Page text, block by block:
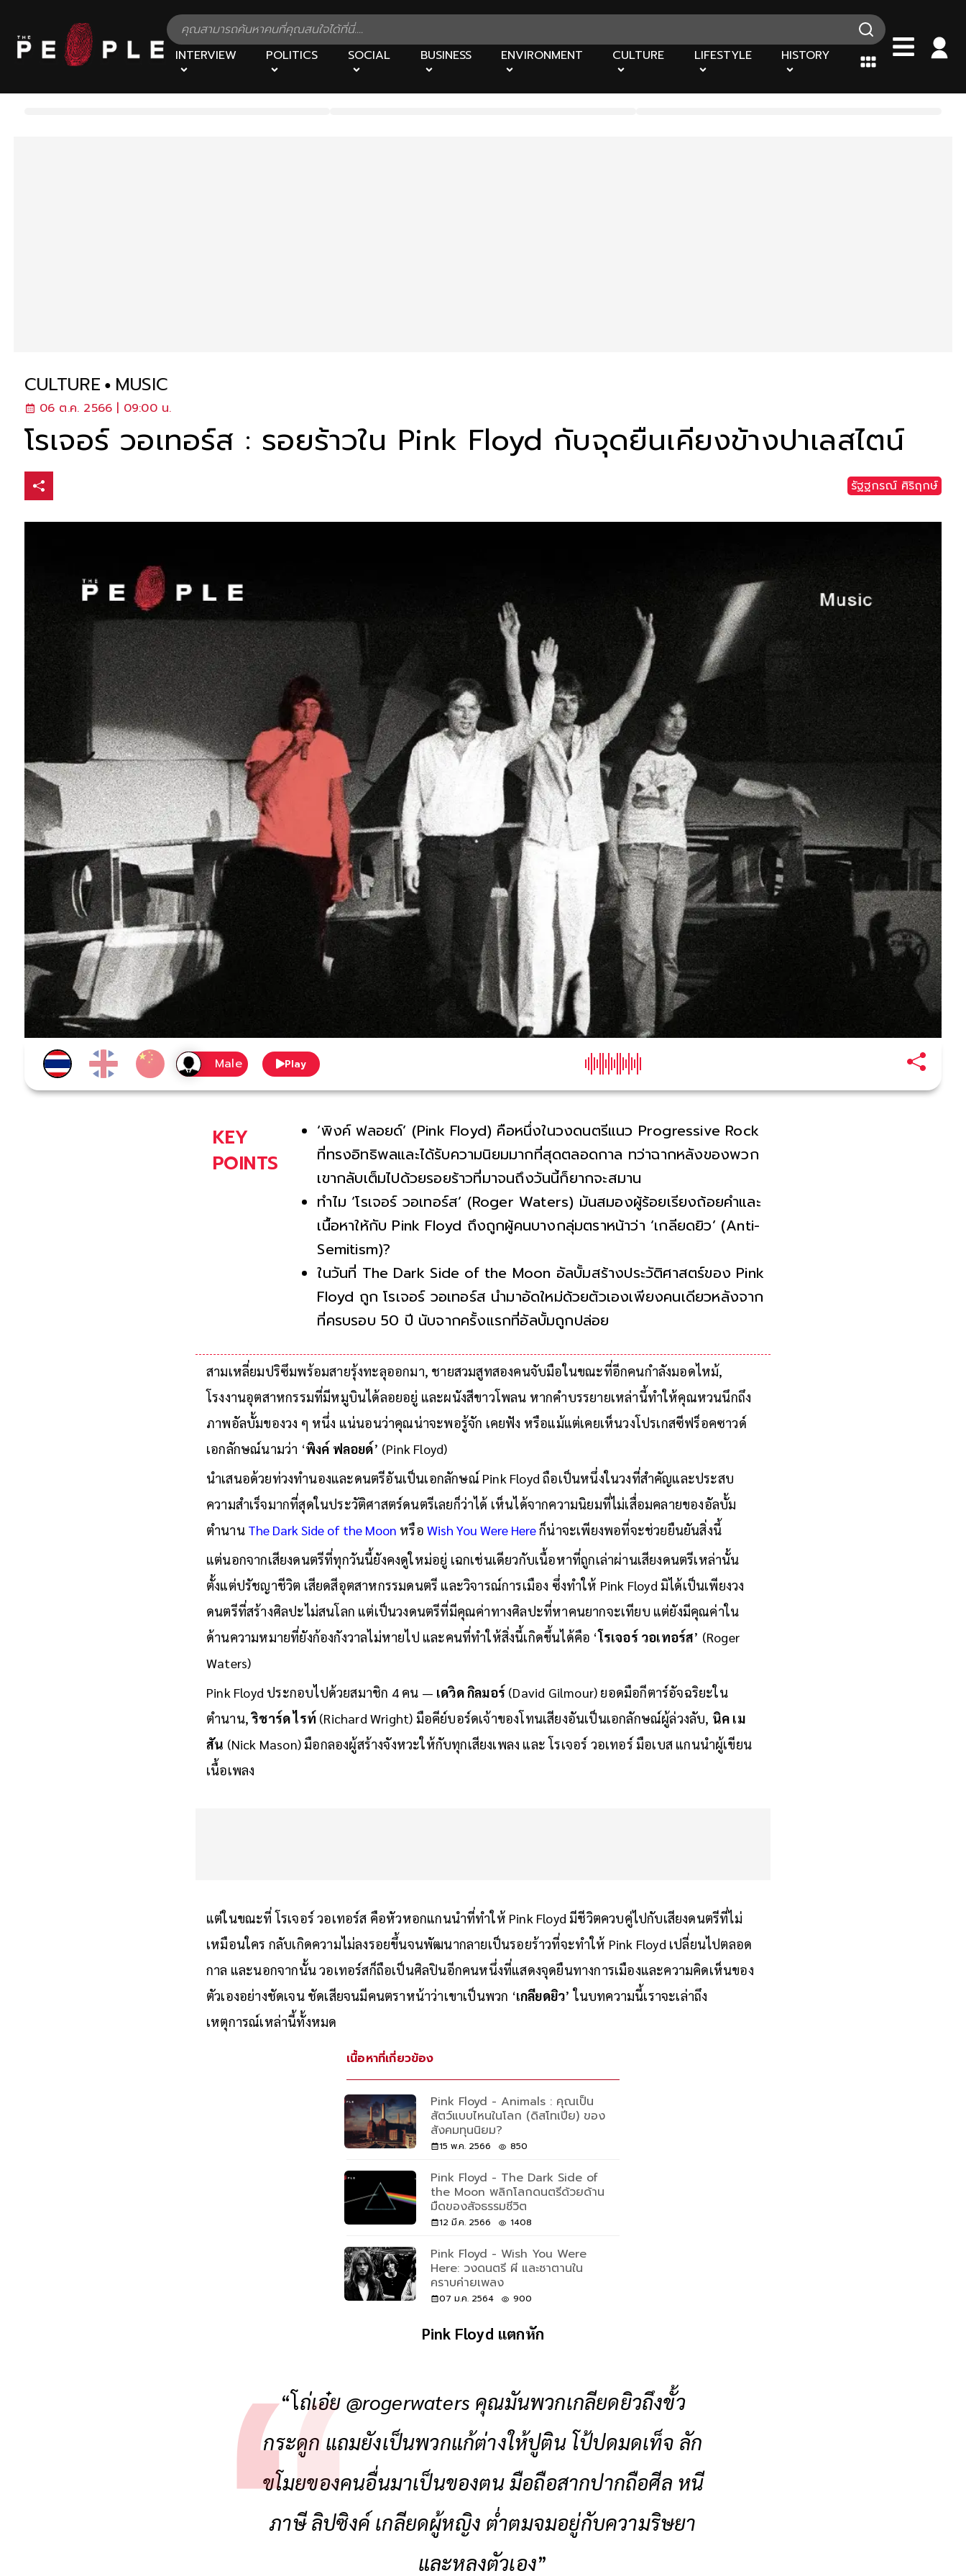
INTERVIEW POLITICS SOCIAL BUSINESS ENVIRONMENT CULTURE LIFESTYLE HISTORY
CULTURE MUSIC
06 ต.ค. 2566 | 09:00 น.
โรเจอร์ วอเทอร์ส : รอยร้าวใน Pink Floyd กับจุดยืนเคียงข้างปาเลสไตน์
รัฐฐกรณ์ ศิริฤกษ์
Play
KEY
POINTS
‘พิงค์ ฟลอยด์’ (Pink Floyd) คือหนึ่งในวงดนตรีแนว Progressive Rock
ที่ทรงอิทธิพลและได้รับความนิยมมากที่สุดตลอดกาล ทว่าฉากหลังของพวก
เขากลับเต็มไปด้วยรอยร้าวที่มาจนถึงวันนี้ก็ยากจะสมาน
ทำไม ‘โรเจอร์ วอเทอร์ส’ (Roger Waters) มันสมองผู้ร้อยเรียงถ้อยคำและ
เนื้อหาให้กับ Pink Floyd ถึงถูกผู้คนบางกลุ่มตราหน้าว่า ‘เกลียดยิว’ (Anti-
Semitism)?
ในวันที่ The Dark Side of the Moon อัลบั้มสร้างประวัติศาสตร์ของ Pink
Floyd ถูก โรเจอร์ วอเทอร์ส นำมาอัดใหม่ด้วยตัวเองเพียงคนเดียวหลังจาก
ที่ครบรอบ 50 ปี นับจากครั้งแรกที่อัลบั้มถูกปล่อย
สามเหลี่ยมปริซึมพร้อมสายรุ้งทะลุออกมา, ชายสวมสูทสองคนจับมือในขณะที่อีกคนกำลังมอดไหม้,
โรงงานอุตสาหกรรมที่มีหมูบินได้ลอยอยู่ และผนังสีขาวโพลน หากคำบรรยายเหล่านี้ทำให้คุณหวนนึกถึง
ภาพอัลบั้มของวง ๆ หนึ่ง แน่นอนว่าคุณน่าจะพอรู้จัก เคยฟัง หรือแม้แต่เคยเห็นวงโปรเกสซีฟร็อคซาวด์
เอกลักษณ์นามว่า ‘พิงค์ ฟลอยด์’ (Pink Floyd)
นำเสนอด้วยท่วงทำนองและดนตรีอันเป็นเอกลักษณ์ Pink Floyd ถือเป็นหนึ่งในวงที่สำคัญและประสบ
ความสำเร็จมากที่สุดในประวัติศาสตร์ดนตรีเลยก็ว่าได้ เห็นได้จากความนิยมที่ไม่เสื่อมคลายของอัลบั้ม
ตำนาน The Dark Side of the Moon หรือWish You Were Hereก็น่าจะเพียงพอที่จะช่วยยืนยันสิ่งนี้
แต่นอกจากเสียงดนตรีที่ทุกวันนี้ยังคงดูใหม่อยู่ เฉกเช่นเดียวกับเนื้อหาที่ถูกเล่าผ่านเสียงดนตรีเหล่านั้น
ตั้งแต่ปรัชญาชีวิต เสียดสีอุตสาหกรรมดนตรี และวิจารณ์การเมือง ซึ่งทำให้ Pink Floyd มิได้เป็นเพียงวง
ดนตรีที่สร้างศิลปะไม่สนโลก แต่เป็นวงดนตรีที่มีคุณค่าทางศิลปะที่หาคนยากจะเทียบ แต่ยังมีคุณค่าใน
ด้านความหมายที่ยังก้องกังวาลไม่หายไป และคนที่ทำให้สิ่งนี้เกิดขึ้นได้คือ ‘โรเจอร์ วอเทอร์ส’ (Roger
Waters)
Pink Floyd ประกอบไปด้วยสมาชิก 4 คน — เดวิด กิลมอร์ (David Gilmour) ยอดมือกีตาร์อัจฉริยะใน
ตำนาน,ริชาร์ด ไรท์ (Richard Wright) มือคีย์บอร์ดเจ้าของโทนเสียงอันเป็นเอกลักษณ์ผู้ล่วงลับ, นิค เม
สัน (Nick Mason) มือกลองผู้สร้างจังหวะให้กับทุกเสียงเพลง และ โรเจอร์ วอเทอร์ มือเบส แกนนำผู้เขียน
เนื้อเพลง
แต่ในขณะที่ โรเจอร์ วอเทอร์ส คือหัวหอกแกนนำที่ทำให้ Pink Floyd มีชีวิตควบคู่ไปกับเสียงดนตรีที่ไม่
เหมือนใคร กลับเกิดความไม่ลงรอยขึ้นจนพัฒนากลายเป็นรอยร้าวที่จะทำให้ Pink Floyd เปลี่ยนไปตลอด
กาล และนอกจากนั้น วอเทอร์สก็ถือเป็นศิลปินอีกคนหนึ่งที่แสดงจุดยืนทางการเมืองและความคิดเห็นของ
ตัวเองอย่างชัดเจน ชัดเสียจนมีคนตราหน้าว่าเขาเป็นพวก ‘เกลียดยิว’ ในบทความนี้เราจะเล่าถึง
เหตุการณ์เหล่านี้ทั้งหมด
เนื้อหาที่เกี่ยวข้อง
Pink Floyd - Animals : คุณเป็น
สัตว์แบบไหนในโลก (ดิสโทเปีย) ของ
สังคมทุนนิยม?
15 พ.ค. 2566 850
Pink Floyd - The Dark Side of
the Moon พลิกโลกดนตรีด้วยด้าน
มืดของสัจธรรมชีวิต
12 มี.ค. 2566 1408
Pink Floyd - Wish You Were
Here: วงดนตรี ผี และซาตานใน
คราบค่ายเพลง
07 ม.ค. 2564 900
Pink Floyd แตกหัก
“โถ่เอ๋ย @rogerwaters คุณมันพวกเกลียดยิวถึงขั้ว
กระดูก แถมยังเป็นพวกแก้ต่างให้ปูติน โป้ปดมดเท็จ ลัก
ขโมยของคนอื่นมาเป็นของตน มือถือสากปากถือศีล หนี
ภาษี ลิปซิงค์ เกลียดผู้หญิง ต่ำตมจมอยู่กับความริษยา
และหลงตัวเอง”